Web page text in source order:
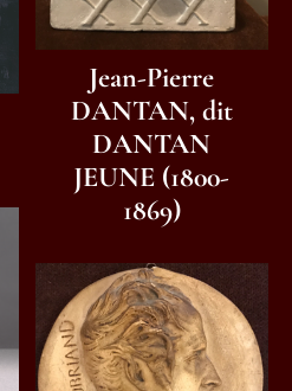
Jean-Pierre
DANTAN, dit
DANTAN
JEUNE (1800-
1869)